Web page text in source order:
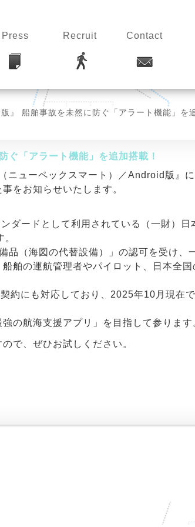
Press Recruit Contact
船舶事故を未然に防ぐ「アラート機能」を
「アラート機能」を追加搭載！
ューペックスマート）／Android版』に
事をお知らせいたします。
ダードとして利用されている（一財）日
品（海図の代替設備）」の認可を受け、
舶の運航管理者やパイロット、日本全
約にも対応しており、2025年10月現在
の航海支援アプリ」を目指して参ります
で、ぜひお試しください。